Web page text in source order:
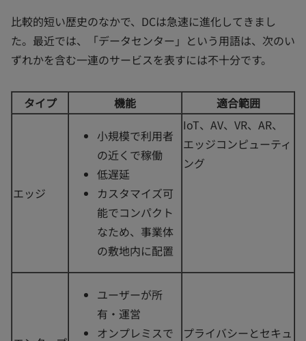
比較的短い歴史のなかで、DCは急速に進化してきまし
た。最近では、「データセンター」という用語は、次のい
ずれかを含む一連のサービスを表すには不十分です。
タイプ 機能 適合範囲
エッジ
小規模で利用者
の近くで稼働
低遅延
カスタマイズ可
能でコンパクト
なため、事業体
の敷地内に配置
IoT、AV、VR、AR、
エッジコンピューティ
ング
ユーザーが所
有・運営
オンプレミスで
プライバシーとセキュ